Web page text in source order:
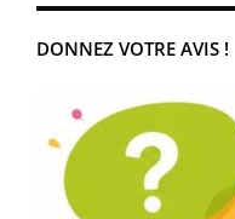
DONNEZ VOTRE AVIS !